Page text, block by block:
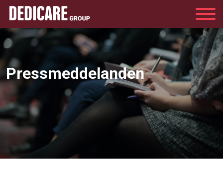
Pressmeddelanden